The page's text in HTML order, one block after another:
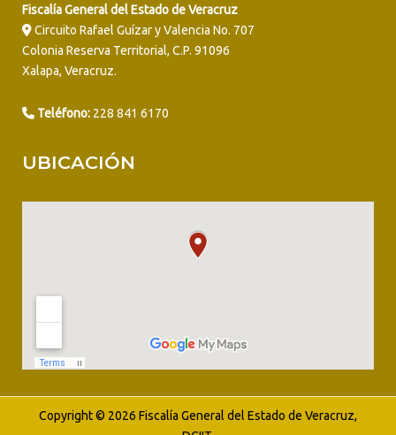
Fiscalía General del Estado de Veracruz
Circuito Rafael Guízar y Valencia No. 707
Colonia Reserva Territorial, C.P. 91096
Xalapa, Veracruz.
Teléfono: 228 841 6170
UBICACIÓN
Copyright © 2026 Fiscalía General del Estado de Veracruz,